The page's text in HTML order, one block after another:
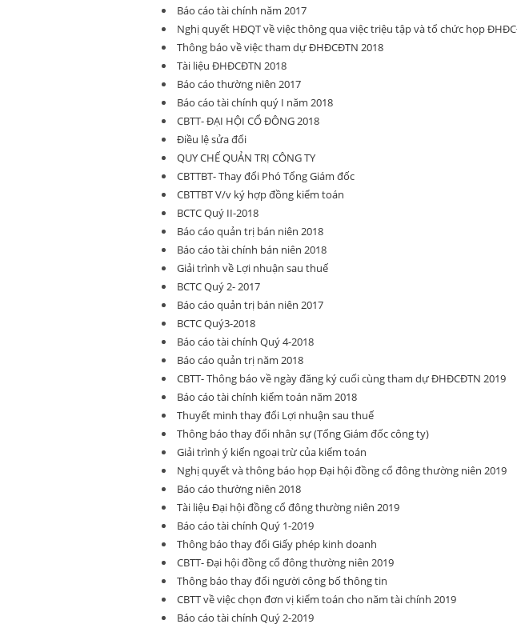
Báo cáo tài chính năm 2017
Nghị quyết HĐQT về việc thông qua việc triệu tập và tổ chức họp
Thông báo về việc tham dự ĐHĐCĐTN 2018
Tài liệu ĐHĐCĐTN 2018
Báo cáo thường niên 2017
Báo cáo tài chính quý I năm 2018
CBTT- ĐẠI HỘI CỔ ĐÔNG 2018
Điều lệ sửa đổi
QUY CHẾ QUẢN TRỊ CÔNG TY
CBTTBT- Thay đổi Phó Tổng Giám đốc
CBTTBT V/v ký hợp đồng kiểm toán
BCTC Quý II-2018
Báo cáo quản trị bán niên 2018
Báo cáo tài chính bán niên 2018
Giải trình về Lợi nhuận sau thuế
BCTC Quý 2- 2017
Báo cáo quản trị bán niên 2017
BCTC Quý3-2018
Báo cáo tài chính Quý 4-2018
Báo cáo quản trị năm 2018
CBTT- Thông báo về ngày đăng ký cuối cùng tham dự ĐHĐCĐTN 2019
Báo cáo tài chính kiểm toán năm 2018
Thuyết minh thay đổi Lợi nhuận sau thuế
Thông báo thay đổi nhân sự (Tổng Giám đốc công ty)
Giải trình ý kiến ngoại trừ của kiểm toán
Nghị quyết và thông báo họp Đại hội đồng cổ đông thường niên 2019
Báo cáo thường niên 2018
Tài liệu Đại hội đồng cổ đông thường niên 2019
Báo cáo tài chính Quý 1-2019
Thông báo thay đổi Giấy phép kinh doanh
CBTT- Đại hội đồng cổ đông thường niên 2019
Thông báo thay đổi người công bố thông tin
CBTT về việc chọn đơn vị kiểm toán cho năm tài chính 2019
Báo cáo tài chính Quý 2-2019